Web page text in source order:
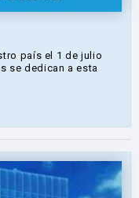
país el 1 de julio
se dedican a esta